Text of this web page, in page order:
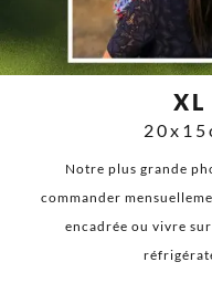
XL
Notre plus grande
commander
encadrée ou vivre